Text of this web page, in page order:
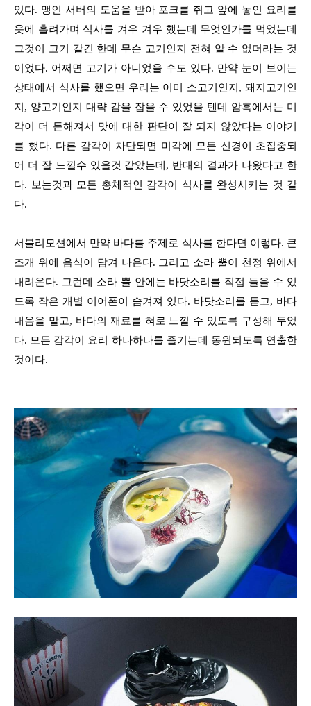
있다. 맹인 서버의 도움을 받아 포크를 쥐고 앞에 놓인 요리를
옷에 흘려가며 식사를 겨우 겨우 했는데 무엇인가를 먹었는데
그것이 고기 같긴 한데 무슨 고기인지 전혀 알 수 없더라는 것
이었다. 어쩌면 고기가 아니었을 수도 있다. 만약 눈이 보이는
상태에서 식사를 했으면 우리는 이미 소고기인지, 돼지고기인
지, 양고기인지 대략 감을 잡을 수 있었을 텐데 암흑에서는 미
각이 더 둔해져서 맛에 대한 판단이 잘 되지 않았다는 이야기
를 했다. 다른 감각이 차단되면 미각에 모든 신경이 초집중되
어 더 잘 느낄수 있을것 같았는데, 반대의 결과가 나왔다고 한
다. 보는것과 모든 총체적인 감각이 식사를 완성시키는 것 같
다.
서블리모션에서 만약 바다를 주제로 식사를 한다면 이렇다. 큰
조개 위에 음식이 담겨 나온다. 그리고 소라 뿔이 천정 위에서
내려온다. 그런데 소라 뿔 안에는 바닷소리를 직접 들을 수 있
도록 작은 개별 이어폰이 숨겨져 있다. 바닷소리를 듣고, 바다
내음을 맡고, 바다의 재료를 혀로 느낄 수 있도록 구성해 두었
다. 모든 감각이 요리 하나하나를 즐기는데 동원되도록 연출한
것이다.